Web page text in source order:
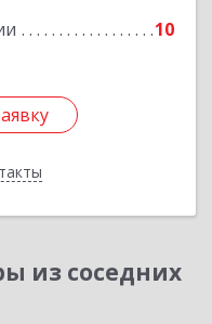
10
из соседних